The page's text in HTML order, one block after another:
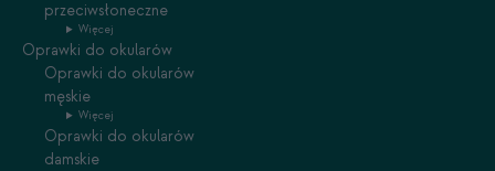
przeciwsłoneczne
Więcej
Oprawki do okularów
Oprawki do okularów
męskie
Więcej
Oprawki do okularów
damskie